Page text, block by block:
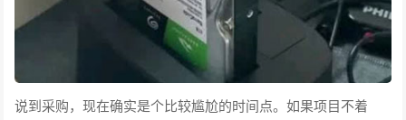
说到采购，现在确实是个比较尴尬的时间点。如果项目不着